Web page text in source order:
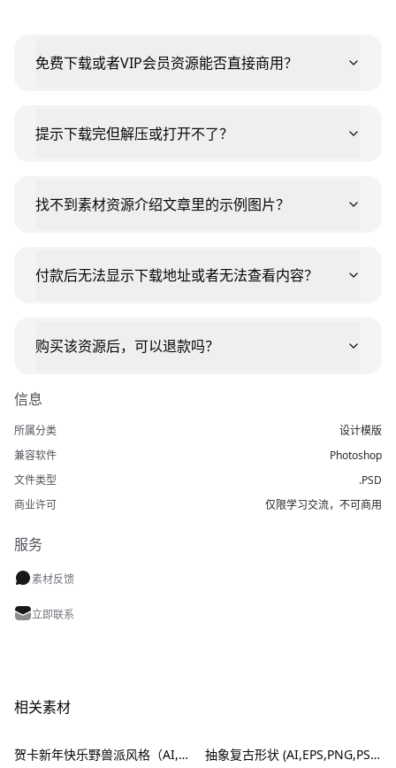
免费下载或者VIP会员资源能否直接商用？
提示下载完但解压或打开不了？
找不到素材资源介绍文章里的示例图片？
付款后无法显示下载地址或者无法查看内容？
购买该资源后，可以退款吗？
信息
所属分类
设计模版
兼容软件
Photoshop
文件类型
.PSD
商业许可
仅限学习交流，不可商用
服务
素材反馈
立即联系
相关素材
贺卡新年快乐野兽派风格（AI,EPS）
抽象复古形状 (AI,EPS,PNG,PSD,SVG)